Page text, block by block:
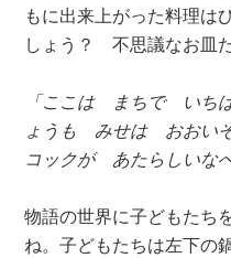
もに出来上がった料理は
しょう？ 不思議なお皿
「ここは まちで いち
ょうも みせは おおい
コックが あたらしいな
物語の世界に子どもたち
ね。子どもたちは左下の